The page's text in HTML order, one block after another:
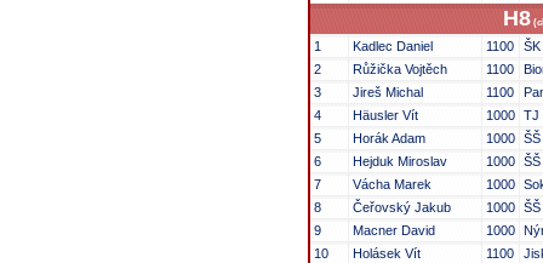
H8
1 Kadlec Daniel 1100
2
Růžička Vojtěch 1100
3
Jireš Michal 1100
4
Häusler Vít 1000 TJ
5
Horák Adam 1000
6
Hejduk Miroslav 1000
7
Vácha Marek 1000
8
Čeřovský Jakub 1000
9
Macner David 1000
10
Holásek Vít 1100